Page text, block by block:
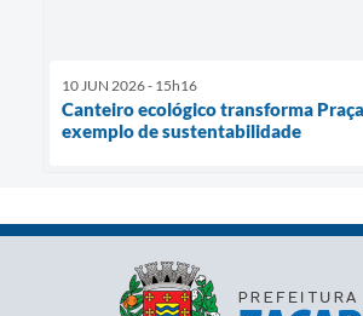
10 JUN 2026 - 15h16
Canteiro ecológico transforma
exemplo de sustentabilidade